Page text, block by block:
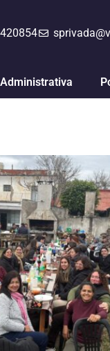
Administrativa